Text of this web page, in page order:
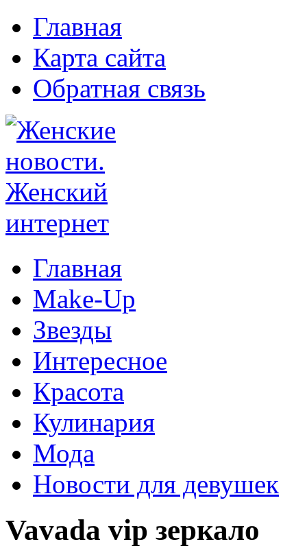
Главная
Карта сайта
Обратная связь
Главная
Make-Up
Звезды
Интересное
Красота
Кулинария
Мода
Новости для девушек
Vavada vip зеркало